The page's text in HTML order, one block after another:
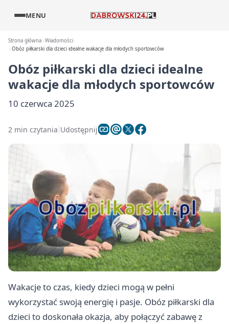
MENU
Strona główna Wiadomości
Obóz piłkarski dla dzieci idealne wakacje dla młodych sportowców
Obóz piłkarski dla dzieci idealne
wakacje dla młodych sportowców
10 czerwca 2025
2 min czytania Udostępnij
Wakacje to czas, kiedy dzieci mogą w pełni
wykorzystać swoją energię i pasje. Obóz piłkarski dla
dzieci to doskonała okazja, aby połączyć zabawę z